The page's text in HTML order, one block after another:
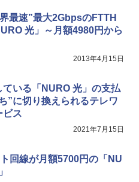
最速”最大2GbpsのFTTH
光」～月額4980円から
2013年4月15日
ている「NURO 光」の支払
”に切り換えられるテレワ
ビス
2021年7月15日
回線が月額5700円の「NU